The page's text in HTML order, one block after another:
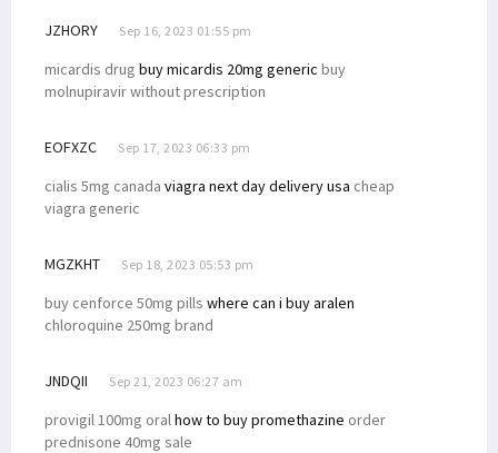
JZHORY Sep 16, 2023 01:55 pm
micardis drug buy micardis 20mg generic buy
molnupiravir without prescription
EOFXZC Sep 17, 2023 06:33 pm
cialis 5mg canada viagra next day delivery usa cheap
viagra generic
MGZKHT Sep 18, 2023 05:53 pm
buy cenforce 50mg pills where can i buy aralen
chloroquine 250mg brand
JNDQII Sep 21, 2023 06:27 am
provigil 100mg oralhow to buy promethazine order
prednisone 40mg sale